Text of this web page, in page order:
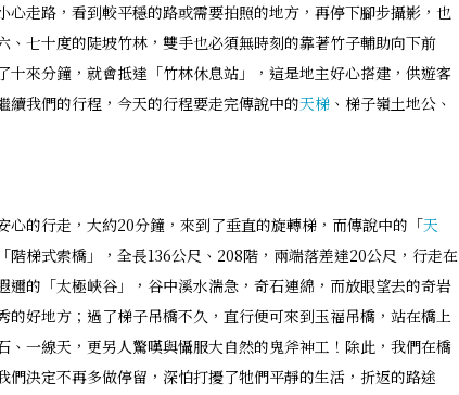
走路，看到較平穩的路或需要拍照的地方，再停下腳步攝影，也
七十度的陡坡竹林，雙手也必須無時刻的靠著竹子輔助向下前
來分鐘，就會抵達「竹林休息站」，這是地主好心搭建，供遊客
續我們的行程，今天的行程要走完傳說中的天梯 、梯子嶺土地公、
的行走，大約20分鐘，來到了垂直的旋轉梯，而傳說中的「天
階梯式索橋」，全長136公尺、208階，兩端落差達20公尺，行走在
的「太極峽谷」，谷中溪水湍急，奇石連綿，而放眼望去的奇岩
好地方；過了梯子吊橋不久，直行便可來到玉福吊橋，站在橋上
一線天，更另人驚嘆與懾服大自然的鬼斧神工！除此，我們在橋
決定不再多做停留，深怕打擾了牠們平靜的生活，折返的路途